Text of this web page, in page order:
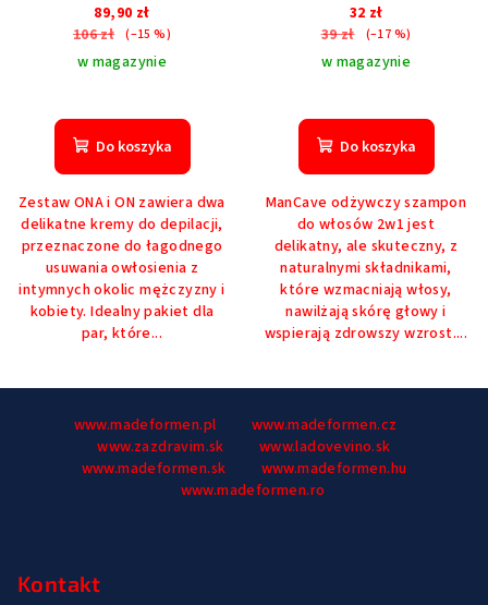
89,90 zł
106 zł (–15 %)
w magazynie
ocena
produktu
wynosi
na
5
gwiazdek.
Do koszyka
Zestaw ONA i ON zawiera dwa
delikatne kremy do depilacji,
przeznaczone do łagodnego
usuwania owłosienia z
intymnych okolic mężczyzny i
kobiety. Idealny pakiet dla
par, które...
32 zł
39 zł
(–17 %)
w magazynie
Do koszyka
ManCave odżywczy szampon
do włosów 2w1 jest
delikatny, ale skuteczny, z
naturalnymi składnikami,
które wzmacniają włosy,
nawilżają skórę głowy i
wspierają zdrowszy wzrost....
www.madeformen.pl
www.madeformen.cz
www.zazdravim.sk
www.ladovevino.sk
www.madeformen.sk
www.madeformen.hu
www.madeformen.ro
Kontakt